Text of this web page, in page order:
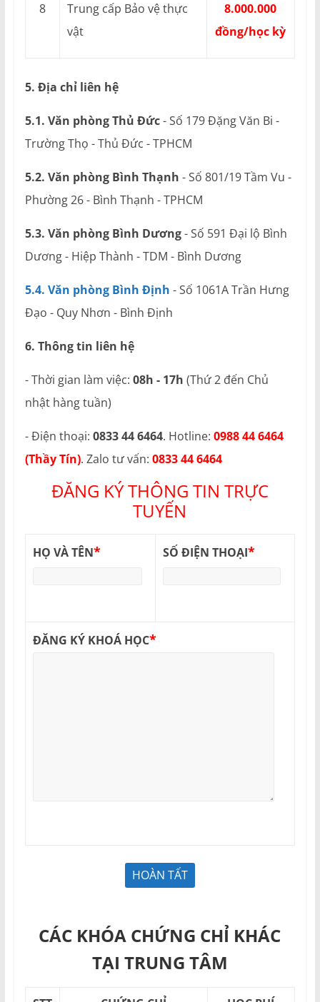
8
Trung cấp Bảo vệ thực
vật
8.000.000
đồng/học kỳ
5. Địa chỉ liên hệ
5.1. Văn phòng Thủ Đức- Số 179 Đặng Văn Bi -
Trường Thọ - Thủ Đức - TPHCM
5.2. Văn phòng Bình Thạnh - Số 801/19 Tầm Vu -
Phường 26 - Bình Thạnh - TPHCM
5.3. Văn phòng Bình Dương- Số 591 Đại lộ Bình
Dương - Hiệp Thành - TDM - Bình Dương
5.4. Văn phòng Bình Định - Số 1061A Trần Hưng
Đạo - Quy Nhơn - Bình Định
6. Thông tin liên hệ
- Thời gian làm việc: 08h - 17h (Thứ 2 đến Chủ
nhật hàng tuần)
- Điện thoại: 0833 44 6464. Hotline: 0988 44 6464
(Thầy Tín). Zalo tư vấn: 0833 44 6464
ĐĂNG KÝ THÔNG TIN TRỰC
TUYẾN
HỌ VÀ TÊN* SỐ ĐIỆN THOẠI*
ĐĂNG KÝ KHOÁ HỌC*
CÁC KHÓA CHỨNG CHỈ KHÁC
TẠI TRUNG TÂM